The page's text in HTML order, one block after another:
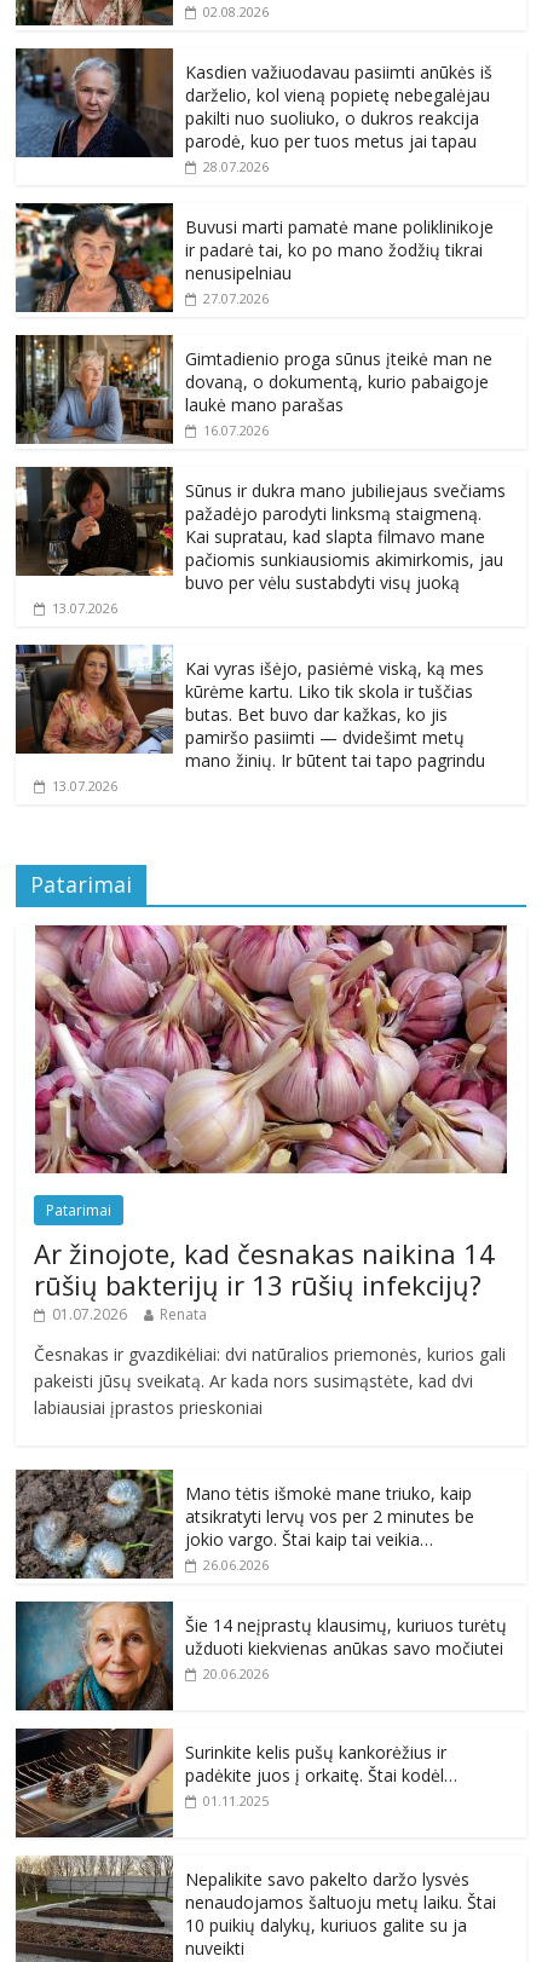
02.08.2026
Kasdien važiuodavau pasiimti anūkės iš
darželio, kol vieną popietę nebegalėjau
pakilti nuo suoliuko, o dukros reakcija
parodė, kuo per tuos metus jai tapau
28.07.2026
Buvusi marti pamatė mane poliklinikoje
ir padarė tai, ko po mano žodžių tikrai
nenusipelniau
27.07.2026
Gimtadienio proga sūnus įteikė man ne
dovaną, o dokumentą, kurio pabaigoje
laukė mano parašas
16.07.2026
Sūnus ir dukra mano jubiliejaus svečiams
pažadėjo parodyti linksmą staigmeną.
Kai supratau, kad slapta filmavo mane
pačiomis sunkiausiomis akimirkomis, jau
buvo per vėlu sustabdyti visų juoką
13.07.2026
Kai vyras išėjo, pasiėmė viską, ką mes
kūrėme kartu. Liko tik skola ir tuščias
butas. Bet buvo dar kažkas, ko jis
pamiršo pasiimti — dvidešimt metų
mano žinių. Ir būtent tai tapo pagrindu
13.07.2026
Patarimai
Patarimai
Ar žinojote, kad česnakas naikina 14
rūšių bakterijų ir 13 rūšių infekcijų?
01.07.2026 Renata
Česnakas ir gvazdikėliai: dvi natūralios priemonės, kurios gali
pakeisti jūsų sveikatą. Ar kada nors susimąstėte, kad dvi
labiausiai įprastos prieskoniai
Mano tėtis išmokė mane triuko, kaip
atsikratyti lervų vos per 2 minutes be
jokio vargo. Štai kaip tai veikia…
26.06.2026
Šie 14 neįprastų klausimų, kuriuos turėtų
užduoti kiekvienas anūkas savo močiutei
20.06.2026
Surinkite kelis pušų kankorėžius ir
padėkite juos į orkaitę. Štai kodėl…
01.11.2025
Nepalikite savo pakelto daržo lysvės
nenaudojamos šaltuoju metų laiku. Štai
10 puikių dalykų, kuriuos galite su ja
nuveikti